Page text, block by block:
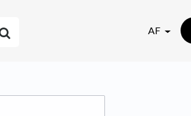
AF